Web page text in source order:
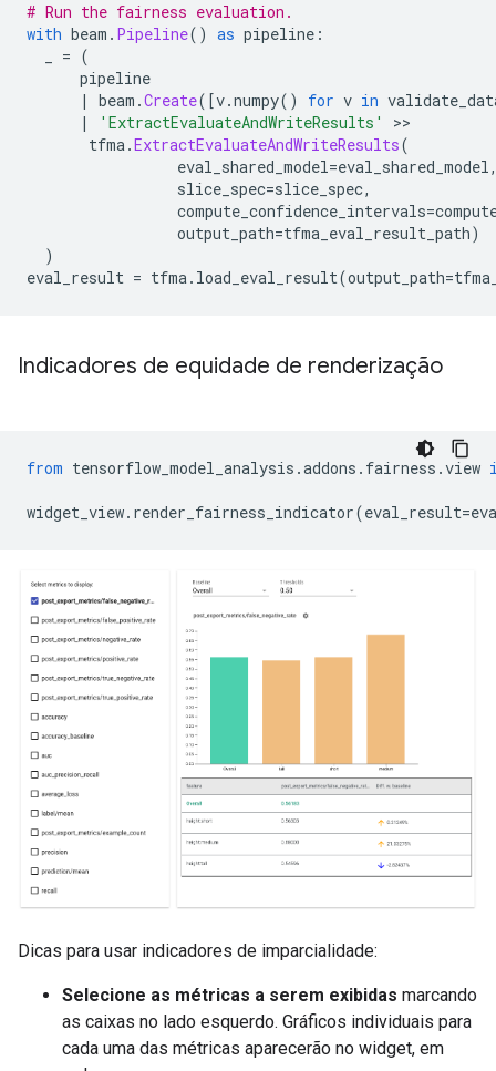
# Run the fairness evaluation.
with beam . Pipeline() as pipeline :
= (
pipeline
|
beam .Create([v.numpy() for v in
|
'ExtractEvaluateAndWriteResults'
>>
tfma.ExtractEvaluateAndWriteResults(
eval_shared_model=eval_shared_model
slice_spec=slice_spec,
compute_confidence_intervals=
output_path=tfma_eval_result_path)
)
eval_result = tfma. load_eval_result(output_path=
Indicadores de equidade de renderização
from tensorflow_model_analysis .addons . fairness .view
widget_view. render_fairness_indicator(eval_result=
Dicas para usar indicadores de imparcialidade:
Selecione as métricas a serem exibidas marcando
as caixas no lado esquerdo. Gráficos individuais para
cada uma das métricas aparecerão no widget, em